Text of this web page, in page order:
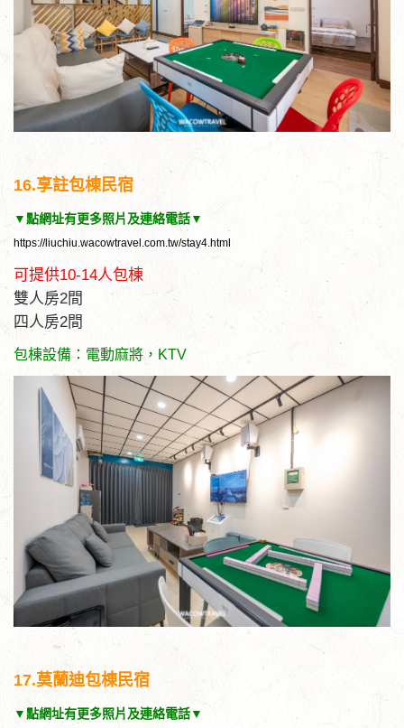
16.享註包棟民宿
▼點網址有更多照片及連絡電話▼
https://liuchiu.wacowtravel.com.tw/stay4.html
可提供10-14人包棟
雙人房2間
四人房2間
包棟設備：電動麻將，KTV
17.莫蘭迪包棟民宿
▼點網址有更多照片及連絡電話▼